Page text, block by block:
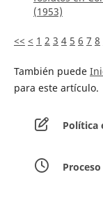
(1953)
<< < 1 2 3 4 5 6 7 8
También puede
para este artículo.
Política